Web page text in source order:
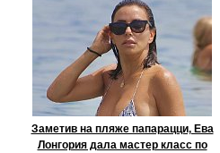
Заметив на пляже папарацци, Ева
Лонгория дала мастер класс по